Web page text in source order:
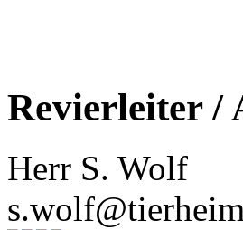
Revierleiter /
Herr S. Wolf